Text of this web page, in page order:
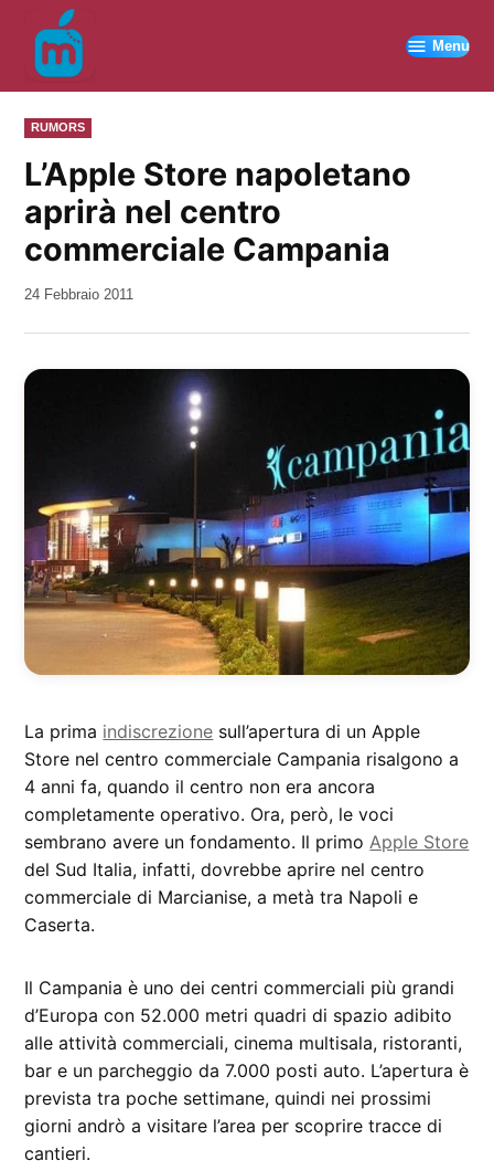
contenuto
Menu
PUBBLICATO
IN
RUMORS
L’Apple Store napoletano
aprirà nel centro
commerciale Campania
da
24 Febbraio 2011
La prima indiscrezione sull’apertura di un Apple
Store nel centro commerciale Campania risalgono a
4 anni fa, quando il centro non era ancora
completamente operativo. Ora, però, le voci
sembrano avere un fondamento. Il primoApple Store
del Sud Italia, infatti, dovrebbe aprire nel centro
commerciale di Marcianise, a metà tra Napoli e
Caserta.
Il Campania è uno dei centri commerciali più grandi
d’Europa con 52.000 metri quadri di spazio adibito
alle attività commerciali, cinema multisala, ristoranti,
bar e un parcheggio da 7.000 posti auto. L’apertura è
prevista tra poche settimane, quindi nei prossimi
giorni andrò a visitare l’area per scoprire tracce di
cantieri.